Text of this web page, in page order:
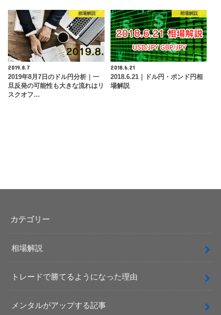
相場解説
2019.8.7
2019年8月7日のドル円分析｜一
旦反発の可能性も大きな流れはリ
スクオフ…
相場解説
2018.6.21
2018.6.21｜ドル円・ポンド円相
場解説
カテゴリー
相場解説
トレードで勝てるようになった理由
メンタルがアップする記事